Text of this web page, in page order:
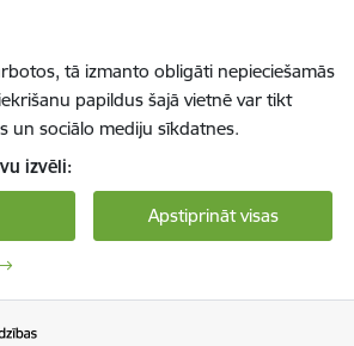
tā izmanto obligāti nepieciešamās
papildus šajā vietnē var tikt
un sociālo mediju sīkdatnes.
izvēli:
Apstiprināt visas